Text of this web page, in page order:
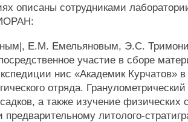
описаны сотрудниками
Е.М. Емельяновым, Э.С.
участие в сборе
нис «Академик Курчатов» в
отряда.
а также изучение физических
предварительному литолого-